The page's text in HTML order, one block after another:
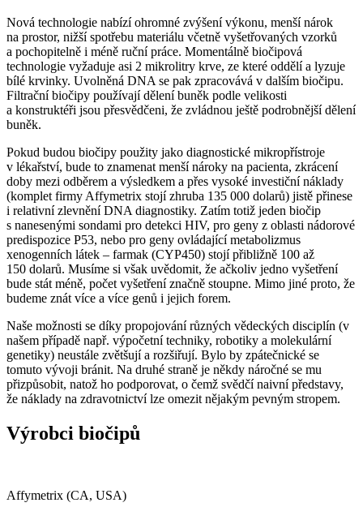
Nová technologie nabízí ohromné zvýšení výkonu, menší nárok
na prostor, nižší spotřebu materiálu včetně vyšetřovaných vzorků
a pochopitelně i méně ruční práce. Momentálně biočipová
technologie vyžaduje asi 2 mikrolitry krve, ze které oddělí a lyzuje
bílé krvinky. Uvolněná DNA se pak zpracovává v dalším biočipu.
Filtrační biočipy používají dělení buněk podle velikosti
a konstruktéři jsou přesvědčeni, že zvládnou ještě podrobnější dělení
buněk.
Pokud budou biočipy použity jako diagnostické mikropřístroje
v lékařství, bude to znamenat menší nároky na pacienta, zkrácení
doby mezi odběrem a výsledkem a přes vysoké investiční náklady
(komplet firmy Affymetrix stojí zhruba 135 000 dolarů) jistě přinese
i relativní zlevnění DNA diagnostiky. Zatím totiž jeden biočip
s nanesenými sondami pro detekci HIV, pro geny z oblasti nádorové
predispozice P53, nebo pro geny ovládající metabolizmus
xenogenních látek – farmak (CYP450) stojí přibližně 100 až
150 dolarů. Musíme si však uvědomit, že ačkoliv jedno vyšetření
bude stát méně, počet vyšetření značně stoupne. Mimo jiné proto, že
budeme znát více a více genů i jejich forem.
Naše možnosti se díky propojování různých vědeckých disciplín (v
našem případě např. výpočetní techniky, robotiky a molekulární
genetiky) neustále zvětšují a rozšiřují. Bylo by zpátečnické se
tomuto vývoji bránit. Na druhé straně je někdy náročné se mu
přizpůsobit, natož ho podporovat, o čemž svědčí naivní představy,
že náklady na zdravotnictví lze omezit nějakým pevným stropem.
Výrobci biočipů
Affymetrix (CA, USA)